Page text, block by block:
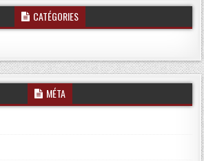
CATÉGORIES
MÉTA